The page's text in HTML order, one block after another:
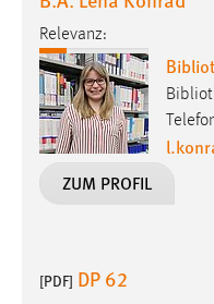
Relevanz:
ZUM PROFIL
[PDF] DP 62